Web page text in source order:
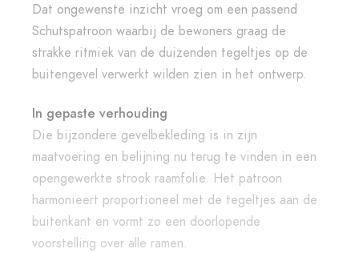
Dat ongewenste inzicht vroeg om een passend
Schutspatroon waarbij de bewoners graag de
strakke ritmiek van de duizenden tegeltjes op de
buitengevel verwerkt wilden zien in het ontwerp.
In gepaste verhouding
Die bijzondere gevelbekleding is in zijn
maatvoering en belijning nu terug te vinden in een
opengewerkte strook raamfolie. Het patroon
harmonieert proportioneel met de tegeltjes aan de
buitenkant en vormt zo een doorlopende
voorstelling over alle ramen.